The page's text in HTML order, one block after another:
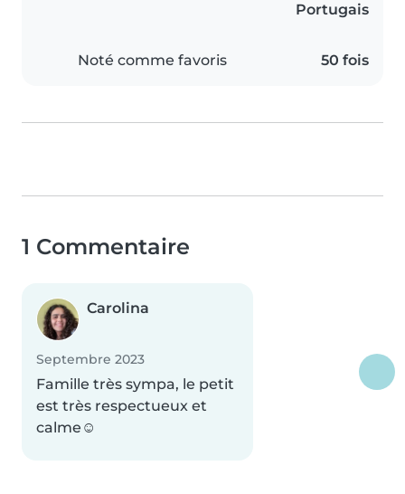
Portugais
Noté comme favoris 50 fois
1 Commentaire
Carolina
Septembre 2023
Famille très sympa, le petit
est très respectueux et
calme☺️